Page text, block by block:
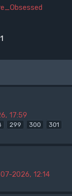
1
17:59
299 300 301
2026, 12:14